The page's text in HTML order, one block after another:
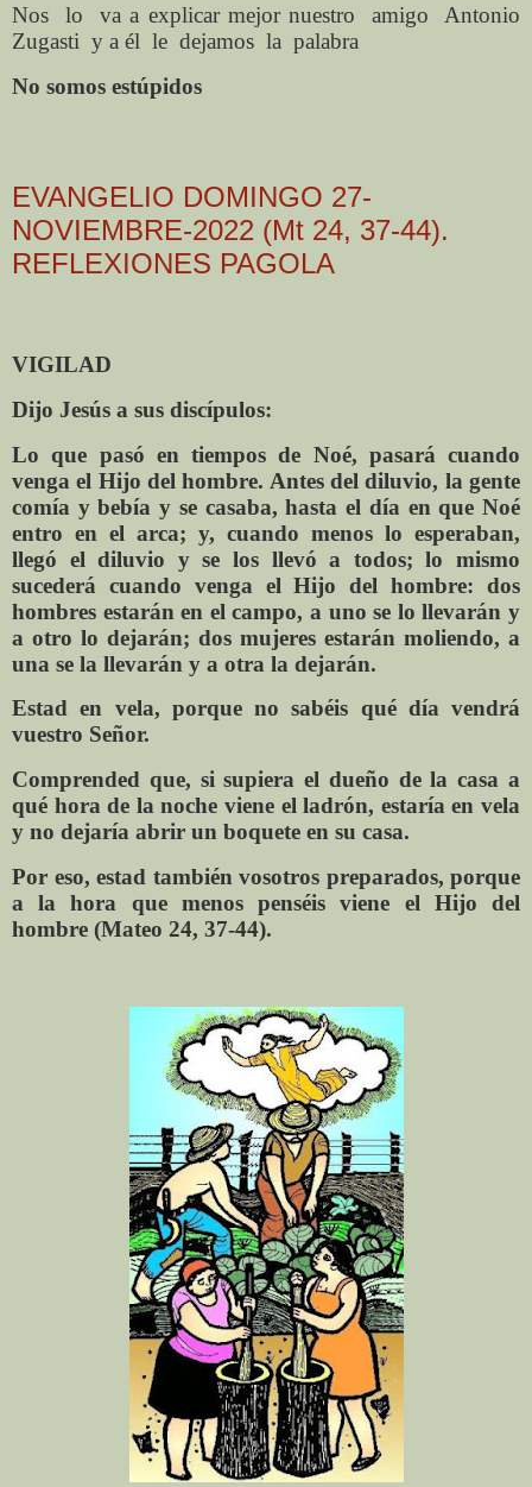
Nos
lo va a explicar mejor nuestro amigo
Antonio
Zugasti y a él le dejamos la palabra
No somos estúpidos
EVANGELIO DOMINGO 27-
NOVIEMBRE-2022 (Mt 24, 37-44).
REFLEXIONES PAGOLA
VIGILAD
Dijo Jesús a sus discípulos:
Lo que pasó en tiempos de Noé, pasará cuando
venga el Hijo del hombre. Antes del diluvio, la gente
comía y bebía y se casaba, hasta el día en que Noé
entro en el arca; y, cuando menos lo esperaban,
llegó el diluvio y se los llevó a todos; lo mismo
sucederá cuando venga el Hijo del hombre: dos
hombres estarán en el campo, a uno se lo llevarán y
a otro lo dejarán; dos mujeres estarán moliendo, a
una se la llevarán y a otra la dejarán.
Estad en vela, porque no sabéis qué día vendrá
vuestro Señor.
Comprended que, si supiera el dueño de la casa a
qué hora de la noche viene el ladrón, estaría en vela
y no dejaría abrir un boquete en su casa.
Por eso, estad también vosotros preparados, porque
a la hora que menos penséis viene el Hijo del
hombre (Mateo 24, 37-44).